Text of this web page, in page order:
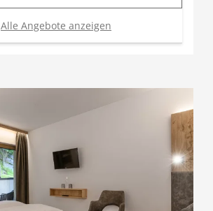
Alle Angebote anzeigen